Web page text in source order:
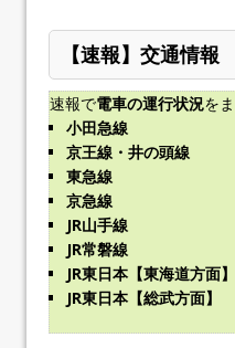
【速報】交通情報
速報で電車の運行状況を
小田急線
京王線・井の頭線
東急線
京急線
JR山手線
JR常磐線
JR東日本【東海道方面】
JR東日本【総武方面】